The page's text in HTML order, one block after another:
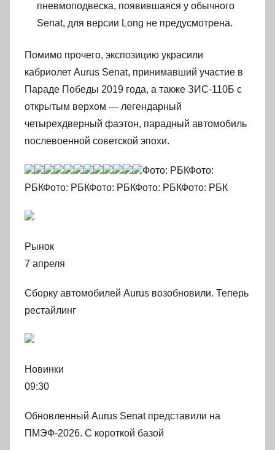
пневмоподвеска, появившаяся у обычного
Senat, для версии Long не предусмотрена.
Помимо прочего, экспозицию украсили
кабриолет Aurus Senat, принимавший участие в
Параде Победы 2019 года, а также ЗИС-110Б с
открытым верхом — легендарный
четырехдверный фаэтон, парадный автомобиль
послевоенной советской эпохи.
Фото: РБКФото:
РБКФото: РБКФото: РБКФото: РБКФото: РБК
Рынок
7 апреля
Сборку автомобилей Aurus возобновили. Теперь
рестайлинг
Новинки
09:30
Обновленный Aurus Senat представили на
ПМЭФ-2026. С короткой базой